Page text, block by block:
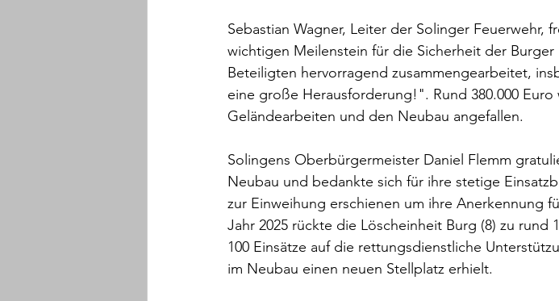
Sebastian Wagner, Leiter der Solinger Feuerwehr,
wichtigen Meilenstein für die Sicherheit der
Beteiligten hervorragend zusammengearbeitet,
eine große Herausforderung!". Rund 380.000 Euro
Geländearbeiten und den Neubau angefallen.
Solingens Oberbürgermeister Daniel Flemm
Neubau und bedankte sich für ihre stetige
zur Einweihung erschienen um ihre Anerkennung
Jahr 2025 rückte die Löscheinheit Burg (8) zu rund
100 Einsätze auf die rettungsdienstliche
im Neubau einen neuen Stellplatz erhielt.